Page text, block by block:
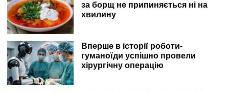
за борщ не припиняється ні на
хвилину
Вперше в історії роботи-
гуманоїди успішно провели
хірургічну операцію